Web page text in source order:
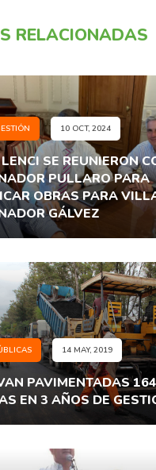
RELACIONADAS
10 OCT, 2024
SE REUNIERON
PULLARO PARA
OBRAS PARA
GÁLVEZ
14 MAY, 2019
PAVIMENTADAS 164
EN 3 AÑOS DE